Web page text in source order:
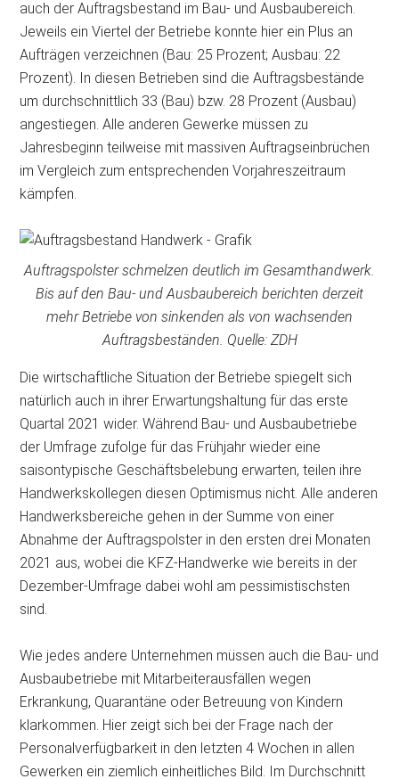
auch der Auftragsbestand im Bau- und Ausbaubereich.
Jeweils ein Viertel der Betriebe konnte hier ein Plus an
Aufträgen verzeichnen (Bau: 25 Prozent; Ausbau: 22
Prozent). In diesen Betrieben sind die Auftragsbestände
um durchschnittlich 33 (Bau) bzw. 28 Prozent (Ausbau)
angestiegen. Alle anderen Gewerke müssen zu
Jahresbeginn teilweise mit massiven Auftragseinbrüchen
im Vergleich zum entsprechenden Vorjahreszeitraum
kämpfen.
Auftragspolster schmelzen deutlich im Gesamthandwerk.
Bis auf den Bau- und Ausbaubereich berichten derzeit
mehr Betriebe von sinkenden als von wachsenden
Auftragsbeständen. Quelle: ZDH
Die wirtschaftliche Situation der Betriebe spiegelt sich
natürlich auch in ihrer Erwartungshaltung für das erste
Quartal 2021 wider. Während Bau- und Ausbaubetriebe
der Umfrage zufolge für das Frühjahr wieder eine
saisontypische Geschäftsbelebung erwarten, teilen ihre
Handwerkskollegen diesen Optimismus nicht. Alle anderen
Handwerksbereiche gehen in der Summe von einer
Abnahme der Auftragspolster in den ersten drei Monaten
2021 aus, wobei die KFZ-Handwerke wie bereits in der
Dezember-Umfrage dabei wohl am pessimistischsten
sind.
Wie jedes andere Unternehmen müssen auch die Bau- und
Ausbaubetriebe mit Mitarbeiterausfällen wegen
Erkrankung, Quarantäne oder Betreuung von Kindern
klarkommen. Hier zeigt sich bei der Frage nach der
Personalverfügbarkeit in den letzten 4 Wochen in allen
Gewerken ein ziemlich einheitliches Bild. Im Durchschnitt